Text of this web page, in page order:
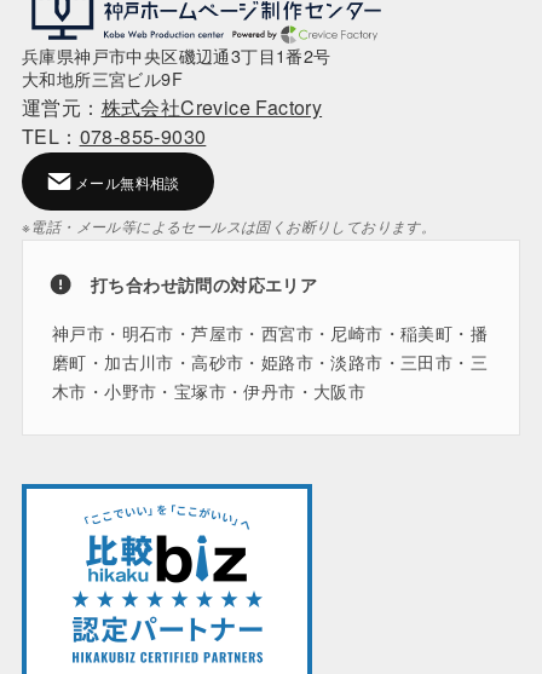
兵庫県神戸市中央区磯辺通3丁目1番2号
大和地所三宮ビル9F
運営元： 株式会社Crevice Factory
TEL： 078-855-9030
メール無料相談
※電話・メール等によるセールスは固くお断りしております。
打ち合わせ訪問の対応エリア
神戸市・明石市・芦屋市・西宮市・尼崎市・稲美町・播
磨町・加古川市・高砂市・姫路市・淡路市・三田市・三
木市・小野市・宝塚市・伊丹市・大阪市